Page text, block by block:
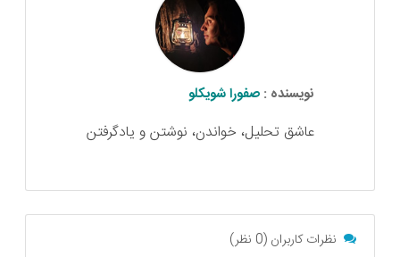
نویسنده :صفورا شویکلو
عاشق تحلیل، خواندن، نوشتن و یادگرفتن
نظرات کاربران (0 نظر)